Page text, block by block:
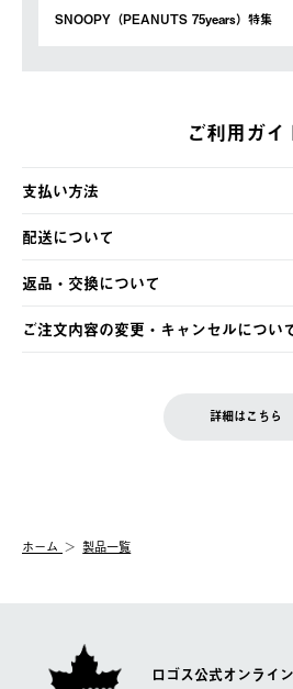
SNOOPY（PEANUTS 75years）特集
ご利用ガイ
支払い方法
以下のいずれかの方法でお支払いいた
・クレジットカード決済
・コンビニ決済
・Pay-easy決済
配送について
【発送スケジュール】
ご注文・ご入金完了より2営業日以内
土日祝の発送はございませんので、木
の発送となる場合がございます。
【配送業者】
佐川急便にて配送されます。
返品・交換について
※お客様都合の場合
お客様都合の返品にかかる送料は、お
一度お手元の商品を返品いただき、ご
ご注文内容の変更・キャンセルについ
LOGOS FAMILY会員の方は、会員マ
詳細はこちら
ホーム 製品一覧
ロゴス公式オンライ